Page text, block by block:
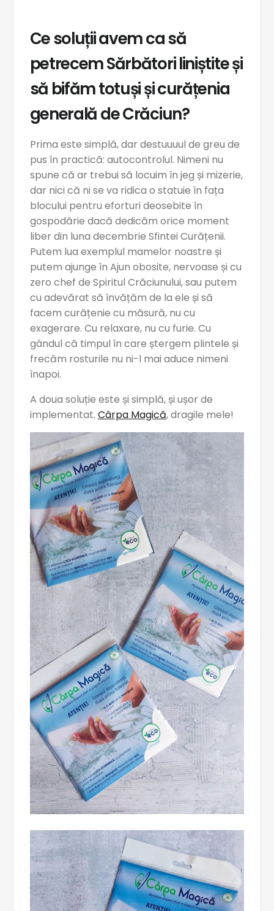
Ce soluții avem ca să
petrecem Sărbători liniștite și
să bifăm totuși și curățenia
generală de Crăciun?
Prima este simplă, dar destuuuul de greu de
pus în practică: autocontrolul. Nimeni nu
spune că ar trebui să locuim în jeg și mizerie,
dar nici că ni se va ridica o statuie în fața
blocului pentru eforturi deosebite în
gospodărie dacă dedicăm orice moment
liber din luna decembrie Sfintei Curățenii.
Putem lua exemplul mamelor noastre și
putem ajunge în Ajun obosite, nervoase și cu
zero chef de Spiritul Crăciunului, sau putem
cu adevărat să învățăm de la ele și să
facem curățenie cu măsură, nu cu
exagerare. Cu relaxare, nu cu furie. Cu
gândul că timpul în care ștergem plintele și
frecăm rosturile nu ni-l mai aduce nimeni
înapoi.
A doua soluție este și simplă, și ușor de
implementat. Cârpa Magică, dragile mele!